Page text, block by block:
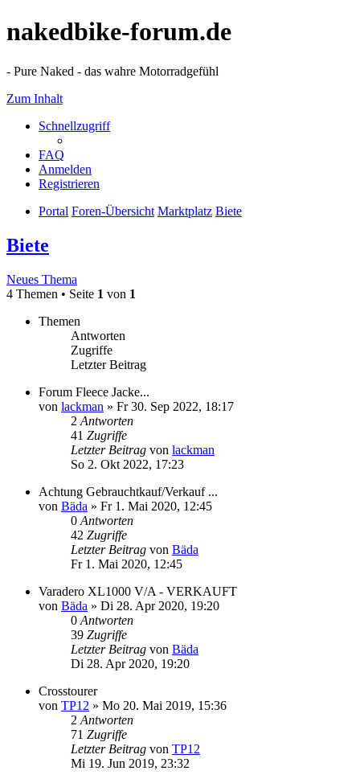
nakedbike-forum.de
- Pure Naked - das wahre Motorradgefühl
Zum Inhalt
Schnellzugriff
FAQ
Anmelden
Registrieren
Portal Foren-Übersicht Marktplatz Biete
Biete
Neues Thema
4 Themen • Seite 1 von 1
Themen
Antworten
Zugriffe
Letzter Beitrag
Forum Fleece Jacke...
von lackman » Fr 30. Sep 2022, 18:17
2 Antworten
41 Zugriffe
Letzter Beitrag von lackman
So 2. Okt 2022, 17:23
Achtung Gebrauchtkauf/Verkauf ...
von Bäda » Fr 1. Mai 2020, 12:45
0 Antworten
42 Zugriffe
Letzter Beitrag von Bäda
Fr 1. Mai 2020, 12:45
Varadero XL1000 V/A - VERKAUFT
von Bäda » Di 28. Apr 2020, 19:20
0 Antworten
39 Zugriffe
Letzter Beitrag von Bäda
Di 28. Apr 2020, 19:20
Crosstourer
von TP12 » Mo 20. Mai 2019, 15:36
2 Antworten
71 Zugriffe
Letzter Beitrag von TP12
Mi 19. Jun 2019, 23:32